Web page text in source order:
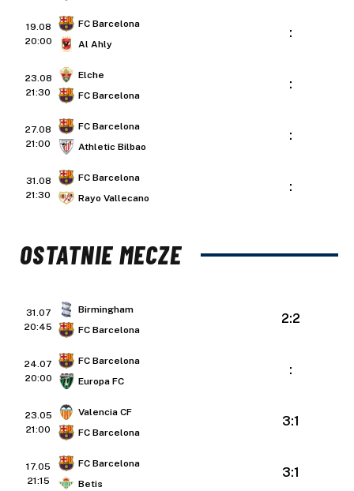
19.08
20:00
FC Barcelona
Al Ahly
:
23.08
21:30
Elche
FC Barcelona
:
27.08
21:00
FC Barcelona
Athletic Bilbao
:
31.08
21:30
FC Barcelona
Rayo Vallecano
:
OSTATNIE MECZE
31.07
20:45
Birmingham
FC Barcelona
2:2
24.07
20:00
FC Barcelona
Europa FC
:
23.05
21:00
Valencia CF
FC Barcelona
3:1
17.05
21:15
FC Barcelona
Betis
3:1